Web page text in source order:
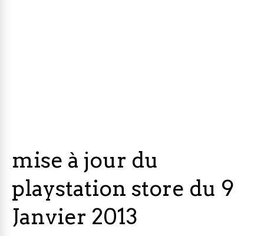
mise à jour du
playstation store du 9
Janvier 2013